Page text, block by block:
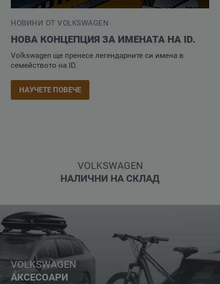
НОВИНИ ОТ VOLKSWAGEN
НОВА КОНЦЕПЦИЯ ЗА ИМЕНАТА НА ID.
Volkswagen ще пренесе легендарните си имена в
семейството на ID.
НАУЧЕТЕ ПОВЕЧЕ
VOLKSWAGEN
НАЛИЧНИ НА СКЛАД
VOLKSWAGEN
АКСЕСОАРИ